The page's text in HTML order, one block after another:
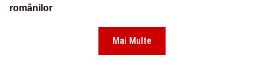
românilor
Mai Multe